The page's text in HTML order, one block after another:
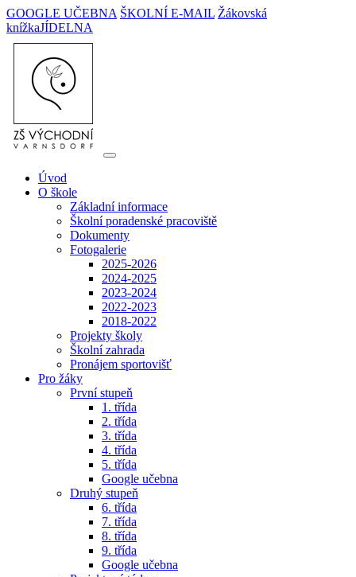
GOOGLE UČEBNA ŠKOLNÍ E-MAIL Žákovská
knížkaJÍDELNA
Úvod
O škole
Základní informace
Školní poradenské pracoviště
Dokumenty
Fotogalerie
2025-2026
2024-2025
2023-2024
2022-2023
2018-2022
Projekty školy
Školní zahrada
Pronájem sportovišť
Pro žáky
První stupeň
1. třída
2. třída
3. třída
4. třída
5. třída
Google učebna
Druhý stupeň
6. třída
7. třída
8. třída
9. třída
Google učebna